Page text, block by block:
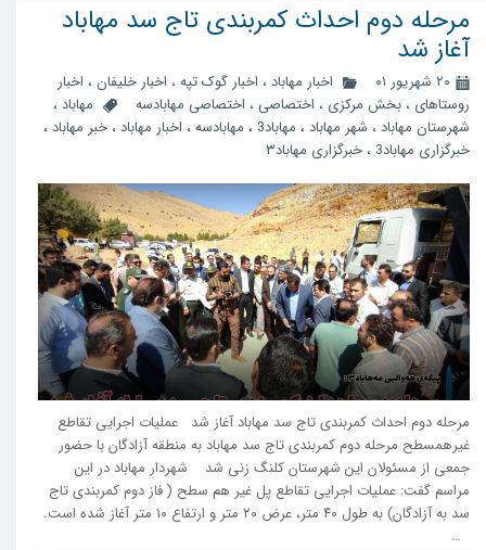
مرحله دوم احداث کمربندی تاج سد مهاباد
آغاز شد
۲۰ شهریور ۰۱ اخبار مهاباد ، اخبار گوک تپه ، اخبار خلیفان ، اخبار
روستاهای ، بخش مرکزی ، اختصاصی ، اختصاصی مهابادسه مهاباد ،
شهرستان مهاباد ، شهر مهاباد ، مهاباد3 ، مهابادسه ، اخبار مهاباد ، خبر مهاباد ،
خبرگزاری مهاباد3 ، خبرگزاری مهاباد۳
مرحله دوم احداث کمربندی تاج سد مهاباد آغاز شد عملیات اجرایی تقاطع
غیرهمسطح مرحله دوم کمربندی تاج سد مهاباد به منطقه آزادگان با حضور
جمعی از مسئولان این شهرستان کلنگ زنی شد شهردار مهاباد در این
مراسم گفت: عملیات اجرایی تقاطع پل غیر هم سطح ( فاز دوم کمربندی تاج
سد به آزادگان) به طول ٤٠ متر، عرض ٢٠ متر و ارتفاع ١٠ متر آغاز شده است.
…